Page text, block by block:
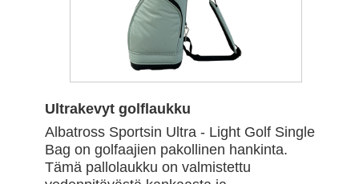
Ultrakevyt golflaukku
Albatross Sportsin Ultra - Light Golf Single
Bag on golfaajien pakollinen hankinta.
Tämä pallolaukku on valmistettu